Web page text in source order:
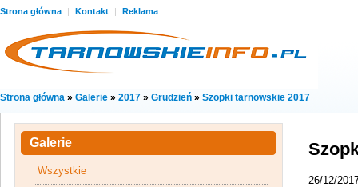
Strona główna | Kontakt | Reklama
Strona główna » Galerie » 2017 » Grudzień » Szopki tarnowskie 2017
26/12/
Galerie
Wszystkie